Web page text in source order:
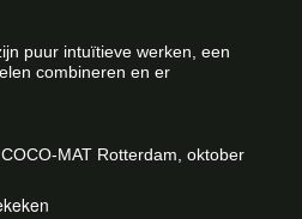
puur intuïtieve werken, een
combineren en er
MAT Rotterdam, oktober